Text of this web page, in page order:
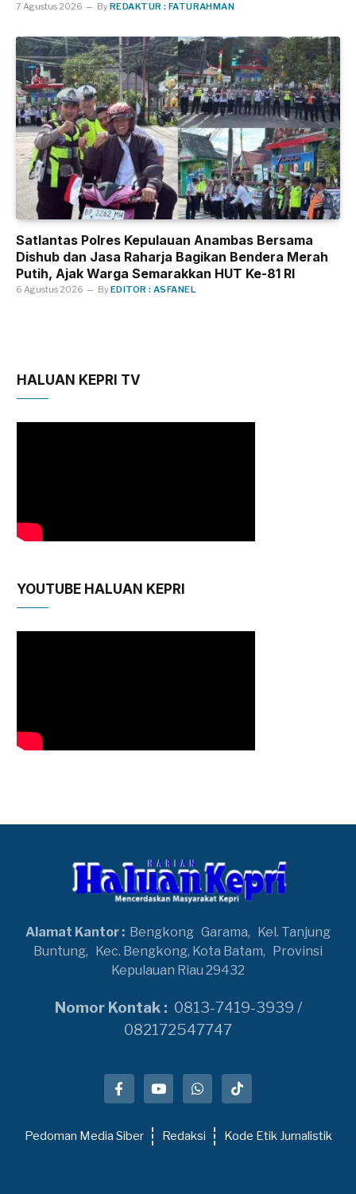
7 Agustus 2026 ByREDAKTUR : FATURAHMAN
Satlantas Polres Kepulauan Anambas Bersama
Dishub dan Jasa Raharja Bagikan Bendera Merah
Putih, Ajak Warga Semarakkan HUT Ke-81 RI
6 Agustus 2026 ByEDITOR : ASFANEL
HALUAN KEPRI TV
YOUTUBE HALUAN KEPRI
Alamat Kantor : Bengkong Garama, Kel. Tanjung
Buntung, Kec. Bengkong, Kota Batam, Provinsi
Kepulauan Riau 29432
Nomor Kontak : 0813-7419-3939 /
082172547747
Pedoman Media Siber Redaksi Kode Etik Jurnalistik